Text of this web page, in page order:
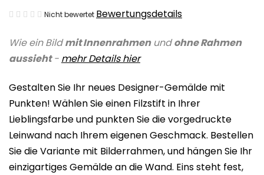
Wie ein Bildmit Innenrahmenundohne Rahmen
aussieht- mehr Detailshier
Gestalten Sie Ihr neues Designer-Gemälde mit
Punkten! Wählen Sie einen Filzstift in Ihrer
Lieblingsfarbe und punkten Sie die vorgedruckte
Leinwand nach Ihrem eigenen Geschmack. Bestellen
Sie die Variante mit Bilderrahmen, und hängen Sie Ihr
einzigartiges Gemälde an die Wand. Eins steht fest,
Die
Produktbewertung
ist
von
5
Sternen.
Nicht bewertet Bewertungsdetails